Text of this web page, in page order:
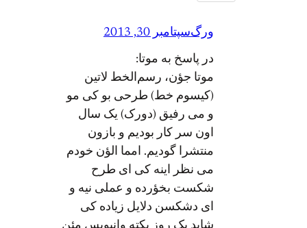
ورگسپتامبر 30, 2013
در پاسخ به موتا:
موتا جؤن، رسم‌الخط لاتین
(کیسوم خط) طرحی بو کی مو
و می رفیق (دورک) یک سال
اون سر کار بودیم و بازون
منتشرا گودیم. امما الؤن خودم
می نظر اینه کی ای طرح
شکست بخؤرده و عملی نیه و
ای دشکسن دلایل زیاده کی